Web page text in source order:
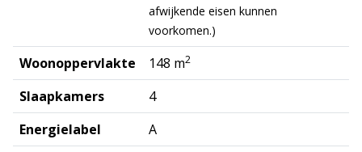
afwijkende eisen kunnen
voorkomen.)
Woonoppervlakte 148 m2
Slaapkamers
4
Energielabel
A